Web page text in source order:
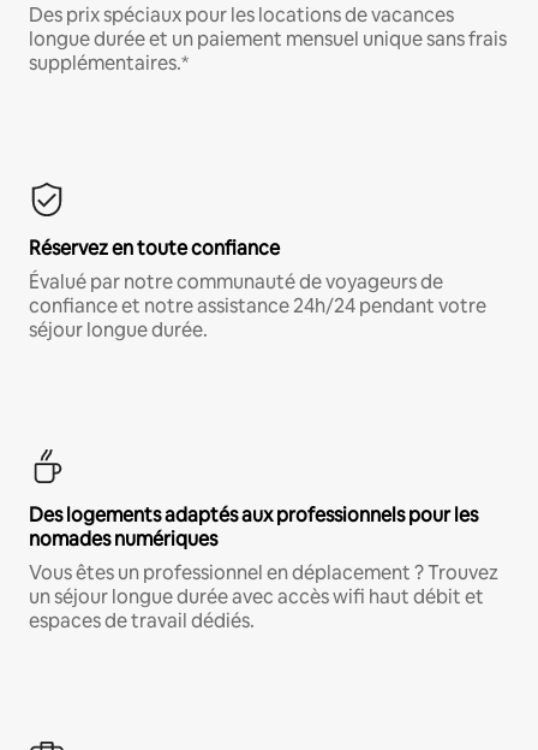
Des prix spéciaux pour les locations de vacances
longue durée et un paiement mensuel unique sans frais
supplémentaires.*
Réservez en toute confiance
Évalué par notre communauté de voyageurs de
confiance et notre assistance 24h/24 pendant votre
séjour longue durée.
Des logements adaptés aux professionnels pour les
nomades numériques
Vous êtes un professionnel en déplacement ? Trouvez
un séjour longue durée avec accès wifi haut débit et
espaces de travail dédiés.